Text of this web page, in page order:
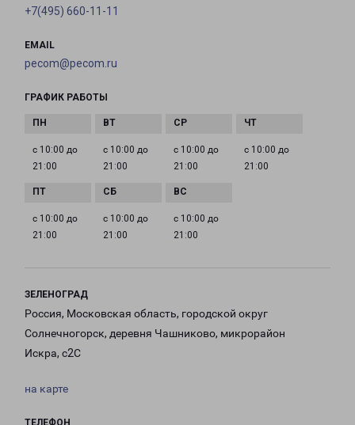
+7(495) 660-11-11
EMAIL
pecom@pecom.ru
ГРАФИК РАБОТЫ
с 10:00 до
21:00
с 10:00 до
21:00
с 10:00 до
21:00
с 10:00 до
21:00
с 10:00 до
21:00
с 10:00 до
21:00
с 10:00 до
21:00
ЗЕЛЕНОГРАД
Россия, Московская область, городской округ
Солнечногорск, деревня Чашниково, микрорайон
Искра, с2С
на карте